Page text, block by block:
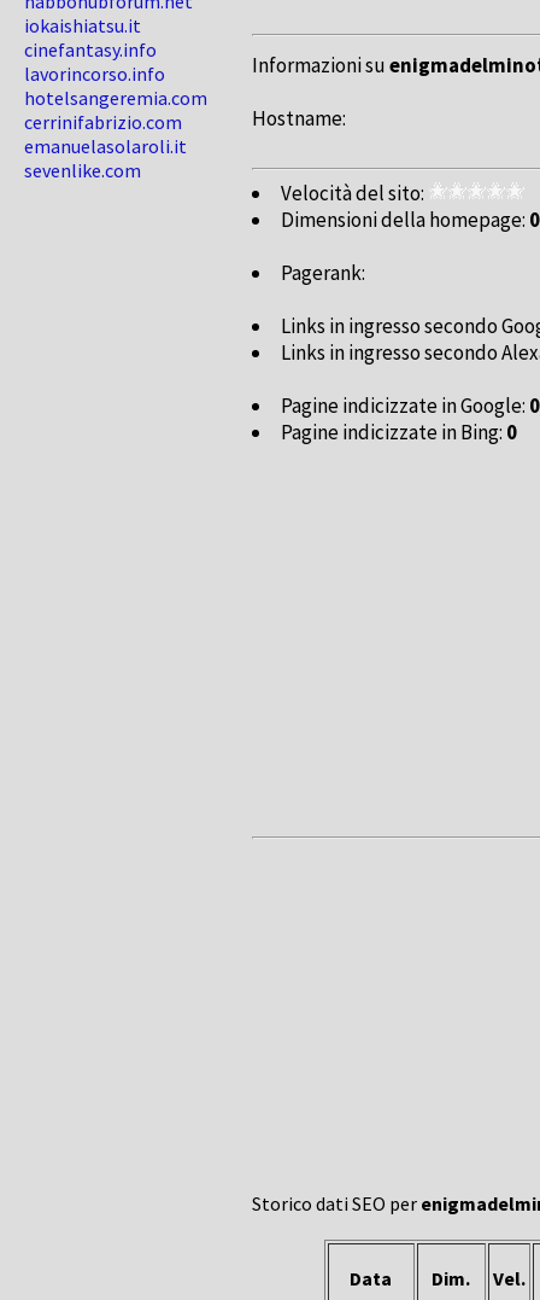
iokaishiatsu.it
cinefantasy.info
lavorincorso.info
hotelsangeremia.com
cerrinifabrizio.com
emanuelasolaroli.it
sevenlike.com
Informazioni su
Hostname:
Velocità del sito:
Dimensioni della homepage: 0
Pagerank:
Links in ingresso secondo
Links in ingresso secondo
Pagine indicizzate in Google: 0
Pagine indicizzate in Bing: 0
Storico dati SEO per
Data Dim. Vel.